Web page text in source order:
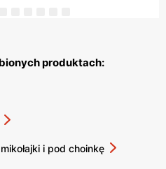
produktach:
i pod choinkę